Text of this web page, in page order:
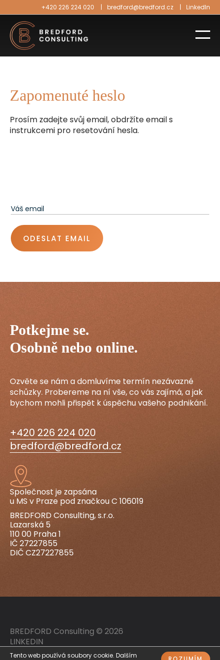
+420 226 224 020 bredford@bredford.cz LinkedIn
Zapomenuté heslo
Prosím zadejte svůj email, obdržíte email s
instrukcemi pro resetování hesla.
ODESLAT EMAIL
Potkejme se.
Osobně nebo online.
Ozvěte se nám a domluvíme termín nezávazné
schůzky. Probereme na ní vše, co vás zajímá, a jak
bychom mohli přispět k úspěchu vašeho podnikání.
+420 226 224 020
bredford@bredford.cz
Společnost je zapsána
u MS v Praze pod značkou C 106019
BREDFORD Consulting, s.r.o.
Lazarská 5
110 00 Praha 1
IČ 27227855
DIČ CZ27227855
BREDFORD Consulting © 2026
LINKEDIN
GDPR
Tento web používá soubory cookie. Dalším